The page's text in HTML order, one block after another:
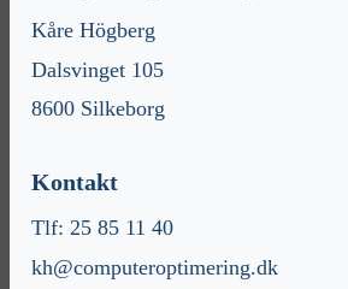
Kåre Högberg
Dalsvinget 105
8600 Silkeborg
Kontakt
Tlf: 25 85 11 40
kh@computeroptimering.dk